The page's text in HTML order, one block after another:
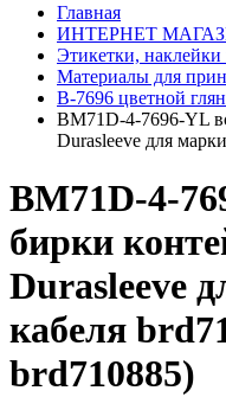
Главная
ИНТЕРНЕТ
Этикетки,
Материалы для
B-7696 цветной
BM71D-4-7696-YL
Durasleeve для
BM71D-4-
бирки
Durasleeve
кабеля
brd710885)